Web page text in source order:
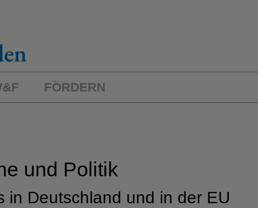
FÖRDERN
und Politik
in Deutschland und in der EU